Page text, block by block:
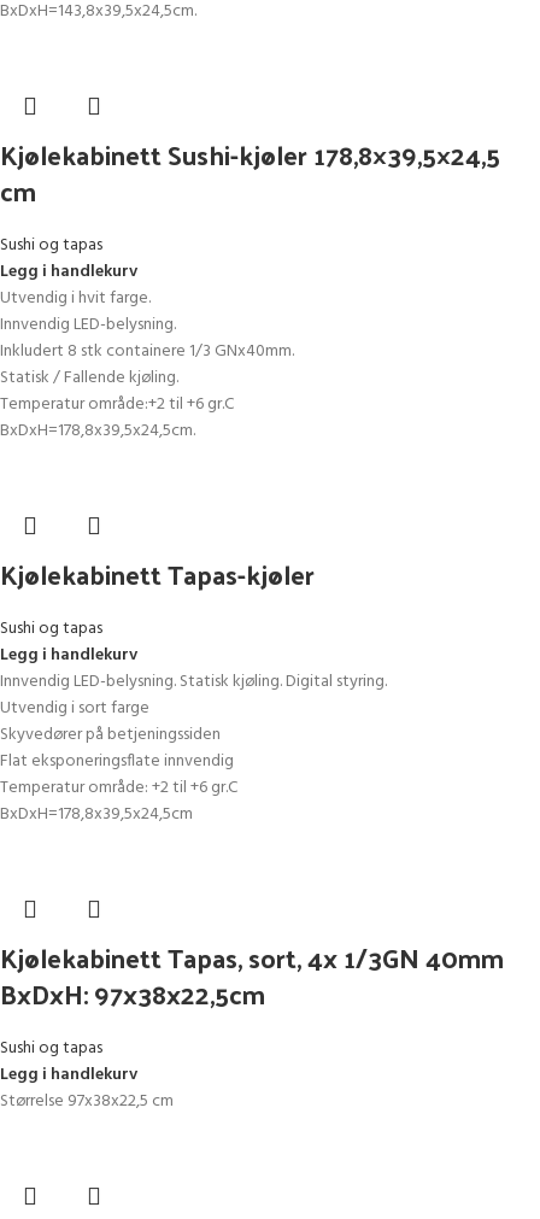
BxDxH=143,8x39,5x24,5cm.
Kjølekabinett Sushi-kjøler 178,8×39,5×24,5
cm
Sushi og tapas
Legg i handlekurv
Utvendig i hvit farge.
Innvendig LED-belysning.
Inkludert 8 stk containere 1/3 GNx40mm.
Statisk / Fallende kjøling.
Temperatur område:+2 til +6 gr.C
BxDxH=178,8x39,5x24,5cm.
Kjølekabinett Tapas-kjøler
Sushi og tapas
Legg i handlekurv
Innvendig LED-belysning. Statisk kjøling. Digital styring.
Utvendig i sort farge
Skyvedører på betjeningssiden
Flat eksponeringsflate innvendig
Temperatur område: +2 til +6 gr.C
BxDxH=178,8x39,5x24,5cm
Kjølekabinett Tapas, sort, 4x 1/3GN 40mm
BxDxH: 97x38x22,5cm
Sushi og tapas
Legg i handlekurv
Størrelse 97x38x22,5 cm